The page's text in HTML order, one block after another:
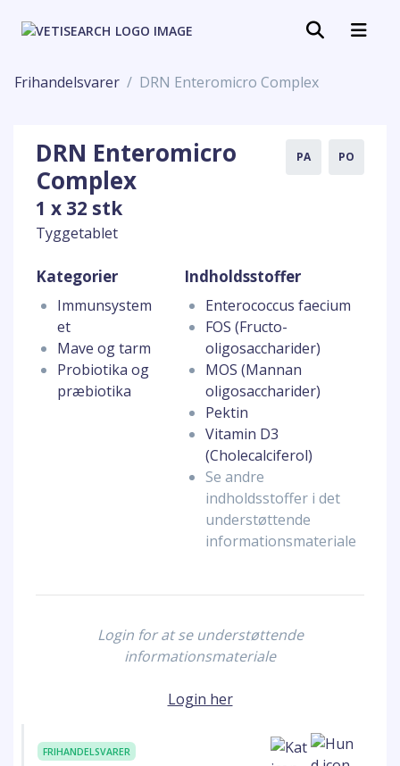
Frihandelsvarer DRN Enteromicro Complex
DRN Enteromicro
Complex
1 x 32 stk
Tyggetablet
PA PO
Kategorier
Immunsystem
et
Mave og tarm
Probiotika og
præbiotika
Indholdsstoffer
Enterococcus faecium
FOS (Fructo-
oligosaccharider)
MOS (Mannan
oligosaccharider)
Pektin
Vitamin D3
(Cholecalciferol)
Se andre
indholdsstoffer i det
understøttende
informationsmateriale
Login for at se understøttende
informationsmateriale
Login her
FRIHANDELSVARER